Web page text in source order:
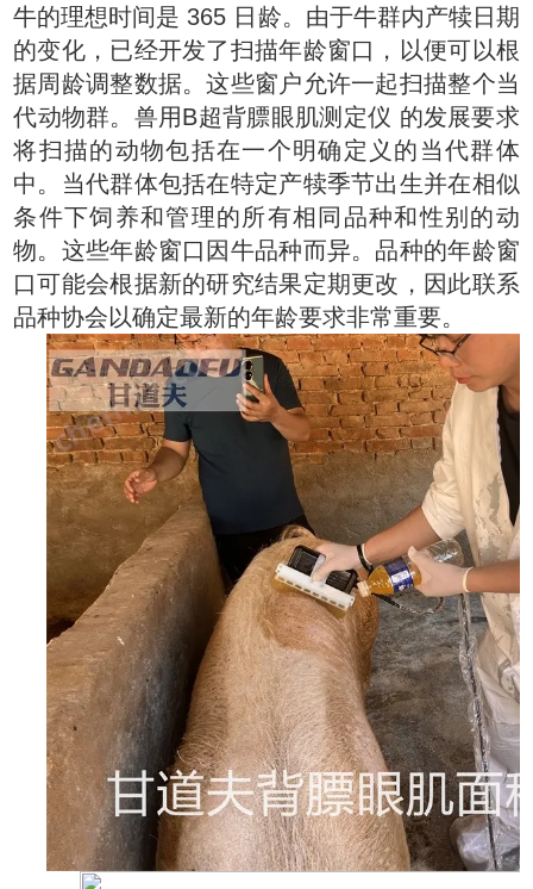
牛的理想时间是 365 日龄。由于牛群内产犊日期
的变化，已经开发了扫描年龄窗口，以便可以根
据周龄调整数据。这些窗户允许一起扫描整个当
代动物群。兽用B超背膘眼肌测定仪 的发展要求
将扫描的动物包括在一个明确定义的当代群体
中。当代群体包括在特定产犊季节出生并在相似
条件下饲养和管理的所有相同品种和性别的动
物。这些年龄窗口因牛品种而异。品种的年龄窗
口可能会根据新的研究结果定期更改，因此联系
品种协会以确定最新的年龄要求非常重要。